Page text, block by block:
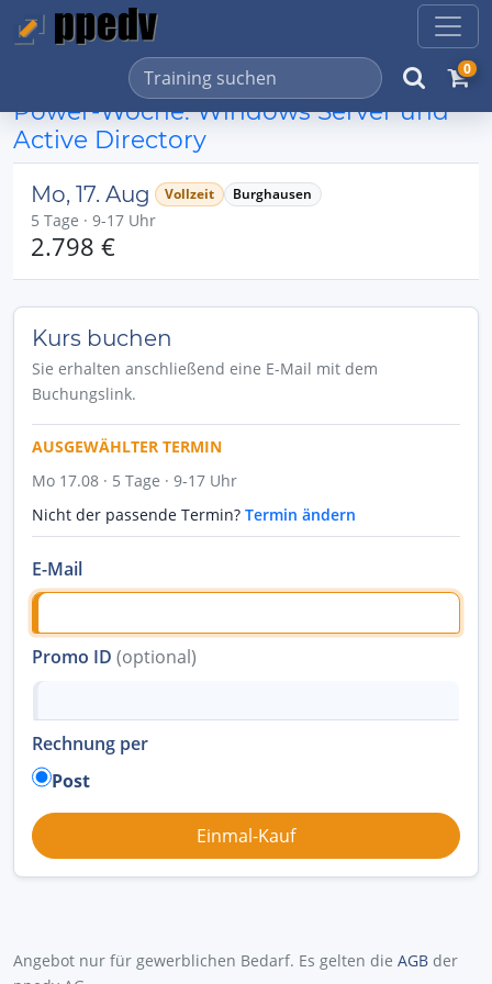
0
Power-Woche: Windows Server und
Active Directory
Mo, 17. Aug Vollzeit Burghausen
5 Tage · 9-17 Uhr
2.798 €
Kurs buchen
Sie erhalten anschließend eine E-Mail mit dem
Buchungslink.
AUSGEWÄHLTER TERMIN
Mo 17.08 · 5 Tage · 9-17 Uhr
Nicht der passende Termin? Termin ändern
E-Mail
Promo ID (optional)
Rechnung per
Post
Angebot nur für gewerblichen Bedarf. Es gelten die AGB der